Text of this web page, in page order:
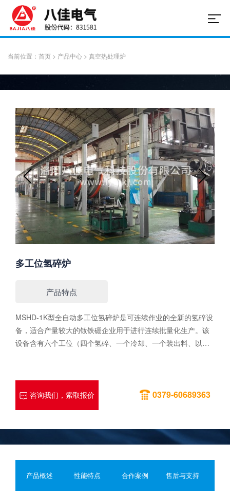
当前位置： 首页 > 产品中心 > 真空热处理炉
多工位氢碎炉
产品特点
MSHD-1K型全自动多工位氢碎炉是可连续作业的全新的氢碎设
备，适合产量较大的钕铁硼企业用于进行连续批量化生产。该
设备含有六个工位（四个氢碎、一个冷却、一个装出料、以及
用直线结构，旋转过程搅拌均匀，吸氢、脱氢效果好；全封闭
出料，不易氧化，含氧量低；可与我公司第二代真空速凝炉实
换。4. 设有氢气综合报警装置，设备运行安全可靠。性能参数
装炉量 1.2T/罐功 率 120KW/工位额定温度 600℃极限真
空 0.5Pa压升率≤3Pa/h生产加工量12T/天
咨询我们，索取报价 0379-60689363
产品概述 性能特点 合作案例 售后与支持